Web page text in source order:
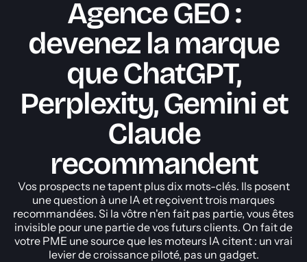
Agence GEO :
devenez la marque
que ChatGPT,
Perplexity, Gemini et
Claude
recommandent
Vos prospects ne tapent plus dix mots-clés. Ils posent
une question à une IA et reçoivent trois marques
recommandées. Si la vôtre n'en fait pas partie, vous êtes
invisible pour une partie de vos futurs clients. On fait de
votre PME une source que les moteurs IA citent : un vrai
levier de croissance piloté, pas un gadget.